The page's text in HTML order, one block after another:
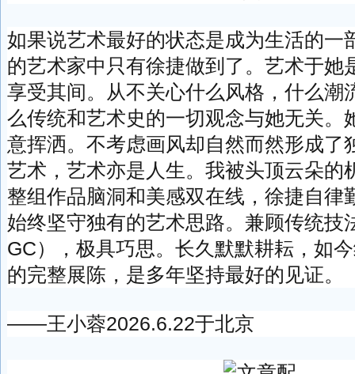
如果说艺术最好的状态是成为生活的一
的艺术家中只有徐捷做到了。艺术于她
享受其间。从不关心什么风格，什么潮
么传统和艺术史的一切观念与她无关。
意挥洒。不考虑画风却自然而然形成了
艺术，艺术亦是人生。我被头顶云朵的
整组作品脑洞和美感双在线，徐捷自律
始终坚守独有的艺术思路。兼顾传统技
GC），极具巧思。长久默默耕耘，如
的完整展陈，是多年坚持最好的见证。
——王小蓉2026.6.22于北京